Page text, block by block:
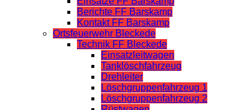
Berichte FF Barskamp
Kontakt FF Barskamp
Ortsfeuerwehr Bleckede
Technik FF Bleckede
Einsatzleitwagen
Tanklöschfahrzeug
Drehleiter
Löschgruppenfahrzeug 1
Löschgruppenfahrzeug 2